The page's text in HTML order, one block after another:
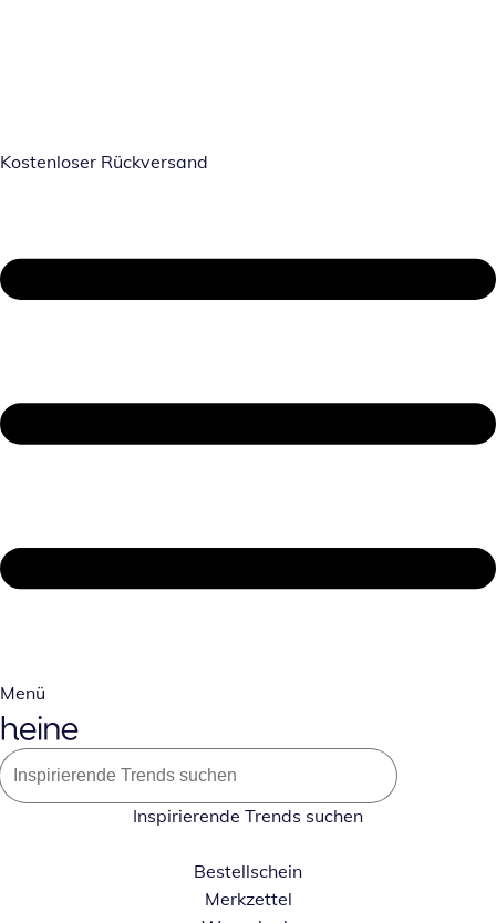
Kostenloser Rückversand
Menü
Inspirierende Trends suchen
Bestellschein
Merkzettel